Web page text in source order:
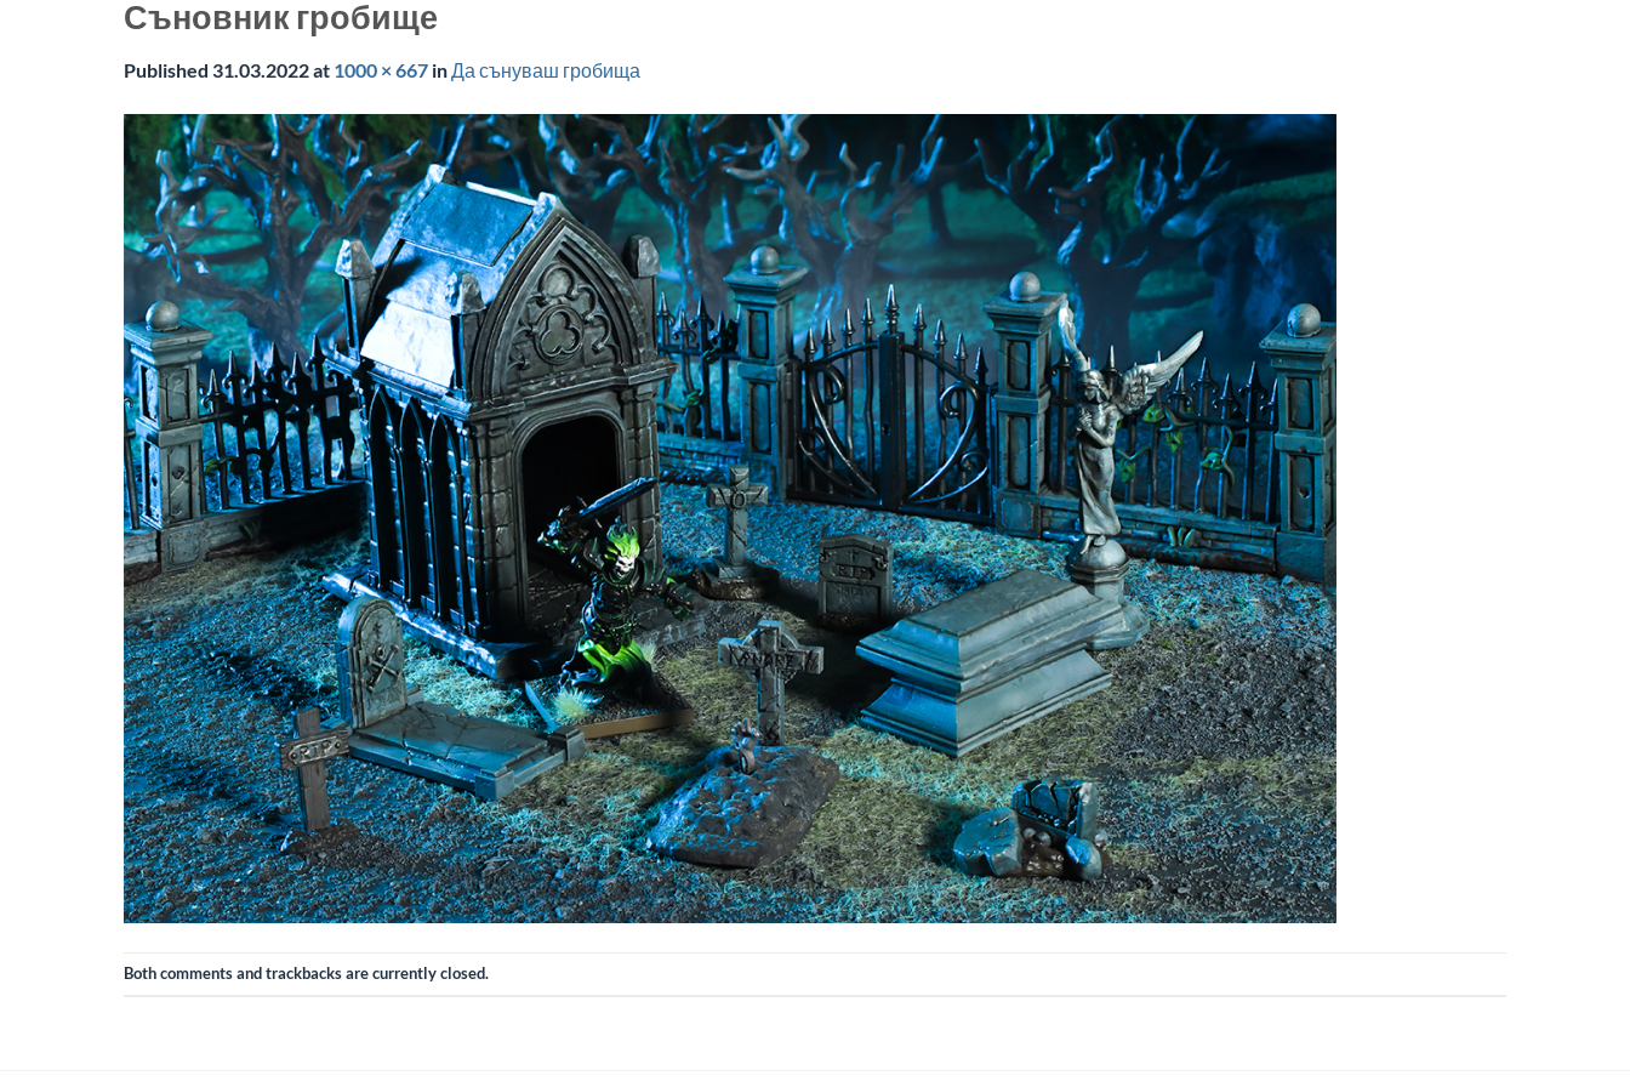
Съновник гробище
Published 31.03.2022at 1000 × 667 in Да сънуваш гробища
Both comments and trackbacks are currently closed.